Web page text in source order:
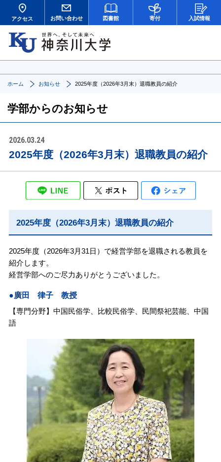
アクセス お問い合わせ 図書館 寄付 入試情報
ホーム お知らせ 2025年度（2026年3月末）退職教員の紹介
学部からのお知らせ
2026.03.24
2025年度（2026年3月末）退職教員の紹介
2025年度（2026年3月末）退職教員の紹介
2025年度（2026年3月31日）で経営学部を退職される教員を
紹介します。
経営学部へのご尽力ありがとうございました。
●廣田 律子 教授
【専門分野】中国民俗学、比較民俗学、民間祭祀芸能、中国
語